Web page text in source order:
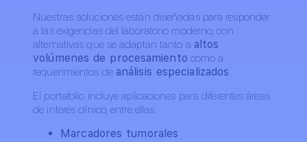
Nuestras soluciones están diseñadas para responder
a las exigencias del laboratorio moderno, con
alternativas que se adaptan tanto a altos
volúmenes de procesamiento como a
requerimientos de análisis especializados.
El portafolio incluye aplicaciones para diferentes áreas
de interés clínico, entre ellas:
Marcadores tumorales